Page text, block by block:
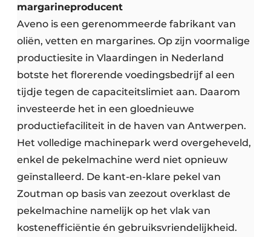
margarineproducent
Aveno is een gerenommeerde fabrikant van
oliën, vetten en margarines. Op zijn voormalige
productiesite in Vlaardingen in Nederland
botste het florerende voedingsbedrijf al een
tijdje tegen de capaciteitslimiet aan. Daarom
investeerde het in een gloednieuwe
productiefaciliteit in de haven van Antwerpen.
Het volledige machinepark werd overgeheveld,
enkel de pekelmachine werd niet opnieuw
geïnstalleerd. De kant-en-klare pekel van
Zoutman op basis van zeezout overklast de
pekelmachine namelijk op het vlak van
kostenefficiëntie én gebruiksvriendelijkheid.